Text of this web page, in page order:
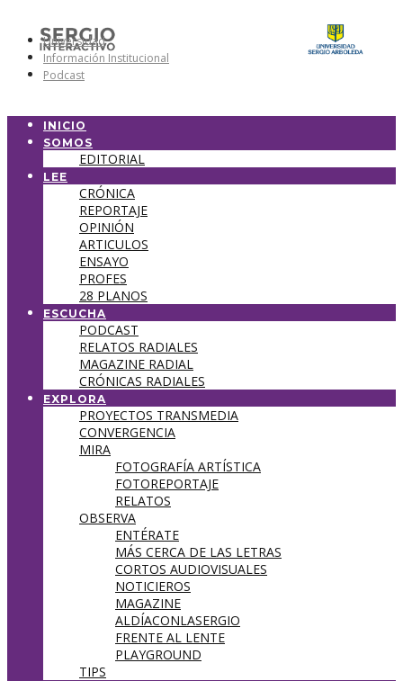
Universidad
Información Institucional
Podcast
INICIO
SOMOS
EDITORIAL
LEE
CRÓNICA
REPORTAJE
OPINIÓN
ARTICULOS
ENSAYO
PROFES
28 PLANOS
ESCUCHA
PODCAST
RELATOS RADIALES
MAGAZINE RADIAL
CRÓNICAS RADIALES
EXPLORA
PROYECTOS TRANSMEDIA
CONVERGENCIA
MIRA
FOTOGRAFÍA ARTÍSTICA
FOTOREPORTAJE
RELATOS
OBSERVA
ENTÉRATE
MÁS CERCA DE LAS LETRAS
CORTOS AUDIOVISUALES
NOTICIEROS
MAGAZINE
ALDÍACONLASERGIO
FRENTE AL LENTE
PLAYGROUND
TIPS